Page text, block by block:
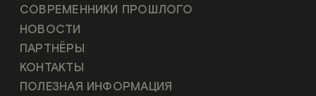
СОВРЕМЕННИКИ ПРОШЛОГО
НОВОСТИ
ПАРТНЁРЫ
КОНТАКТЫ
ПОЛЕЗНАЯ ИНФОРМАЦИЯ